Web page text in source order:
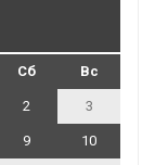
Сб Вс
2 3
9 10